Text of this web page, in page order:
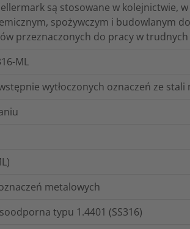
są stosowane w kolejnictwie,
spożywczym i budowlanym
przeznaczonych do pracy w
ML
wytłoczonych oznaczeń ze
metalowych
typu 1.4401 (SS316)